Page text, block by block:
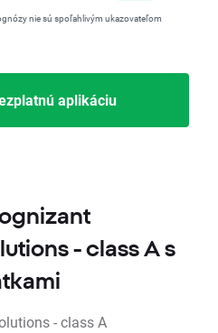
nie sú spoľahlivým ukazovateľom
aplikáciu
- class A s
- class A